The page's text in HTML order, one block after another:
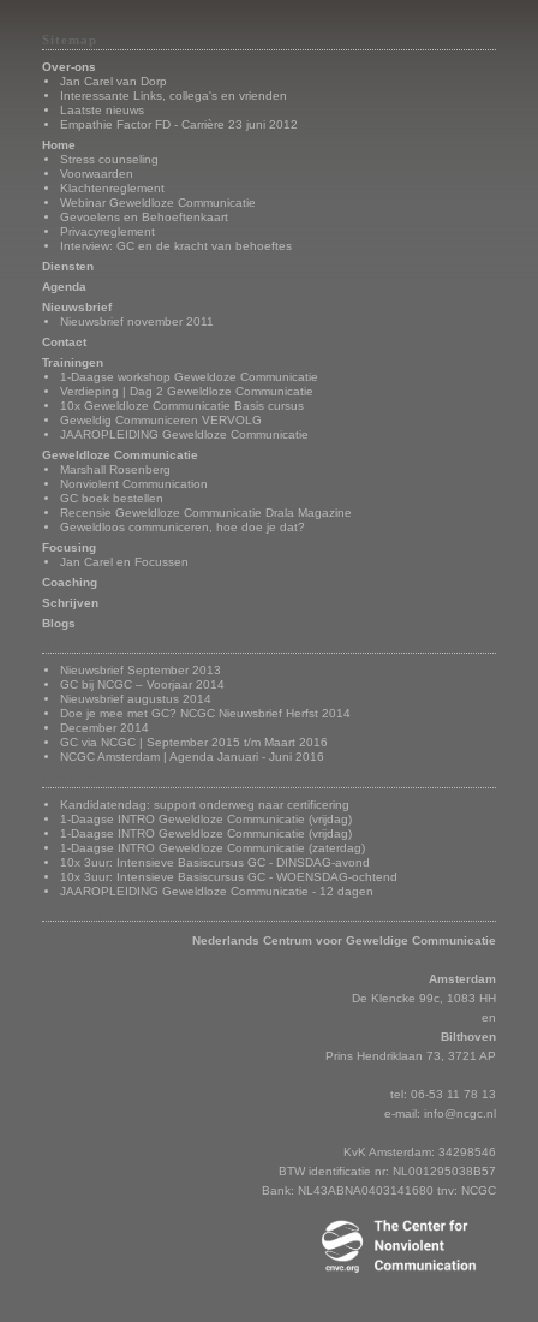
Sitemap
Over-ons
Jan Carel van Dorp
Interessante Links, collega's en vrienden
Laatste nieuws
Empathie Factor FD - Carrière 23 juni 2012
Home
Stress counseling
Voorwaarden
Klachtenreglement
Webinar Geweldloze Communicatie
Gevoelens en Behoeftenkaart
Privacyreglement
Interview: GC en de kracht van behoeftes
Diensten
Agenda
Nieuwsbrief
Nieuwsbrief november 2011
Contact
Trainingen
1-Daagse workshop Geweldoze Communicatie
Verdieping | Dag 2 Geweldloze Communicatie
10x Geweldloze Communicatie Basis cursus
Geweldig Communiceren VERVOLG
JAAROPLEIDING Geweldloze Communicatie
Geweldloze Communicatie
Marshall Rosenberg
Nonviolent Communication
GC boek bestellen
Recensie Geweldloze Communicatie Drala Magazine
Geweldloos communiceren, hoe doe je dat?
Focusing
Jan Carel en Focussen
Coaching
Schrijven
Blogs
Nieuwsbrief September 2013
GC bij NCGC – Voorjaar 2014
Nieuwsbrief augustus 2014
Doe je mee met GC? NCGC Nieuwsbrief Herfst 2014
December 2014
GC via NCGC | September 2015 t/m Maart 2016
NCGC Amsterdam | Agenda Januari - Juni 2016
Kandidatendag: support onderweg naar certificering
1-Daagse INTRO Geweldloze Communicatie (vrijdag)
1-Daagse INTRO Geweldloze Communicatie (vrijdag)
1-Daagse INTRO Geweldloze Communicatie (zaterdag)
10x 3uur: Intensieve Basiscursus GC - DINSDAG-avond
10x 3uur: Intensieve Basiscursus GC - WOENSDAG-ochtend
JAAROPLEIDING Geweldloze Communicatie - 12 dagen
Nederlands Centrum voor Geweldige Communicatie
Amsterdam
De Klencke 99c, 1083 HH
en
Bilthoven
Prins Hendriklaan 73, 3721 AP
tel: 06-53 11 78 13
e-mail: info@ncgc.nl
KvK Amsterdam: 34298546
BTW identificatie nr: NL001295038B57
Bank: NL43ABNA0403141680 tnv: NCGC